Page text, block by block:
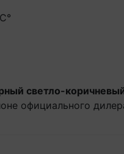
светло-
официального